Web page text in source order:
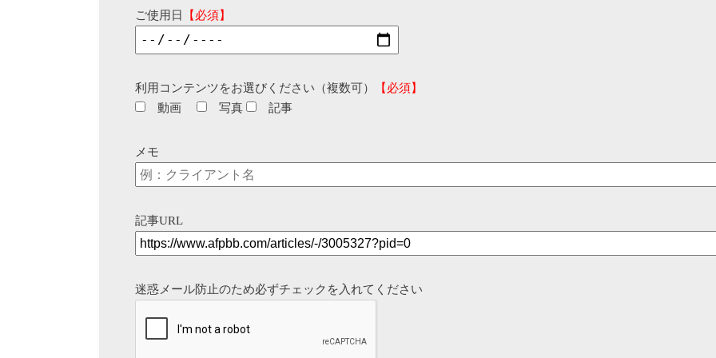
ご使用日 【必須】
利用コンテンツをお選びください（複数可）
【必須】
動画
写真 記事
メモ
記事URL
迷惑メール防止のため必ずチェックを入れてください